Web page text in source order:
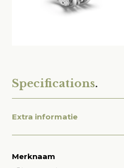
Specifications.
Extra informatie
Merknaam